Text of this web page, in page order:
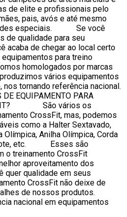
de elite e profissionais pelo
pais, avós e até mesmo
especiais. Se você
de qualidade para seu
acaba de chegar ao local certo
para treino
homologados por marcas
vários equipamentos
tornando referência nacional.
PARA
São vários os
CrossFit, mas, podemos
como a Halter Sextavado,
Olímpica, Anilha Olímpica, Corda
etc. Esses são
o treinamento CrossFit
aproveitamento dos
qualidade em seus
CrossFit não deixe de
de nossos produtos.
nacional em equipamentos